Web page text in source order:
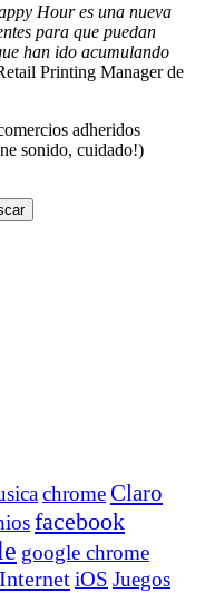
Hour es una nueva
para que puedan
han ido acumulando
Printing Manager de
adheridos
sonido, cuidado!)
chromeClaro
facebook
google chrome
InternetiOS Juegos